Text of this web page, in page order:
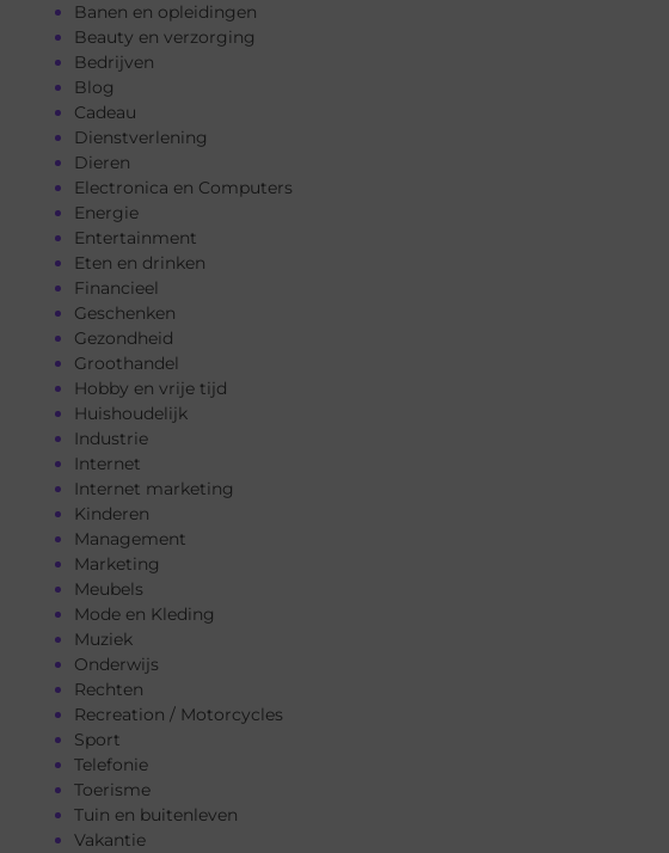
Banen en opleidingen
Beauty en verzorging
Bedrijven
Blog
Cadeau
Dienstverlening
Dieren
Electronica en Computers
Energie
Entertainment
Eten en drinken
Financieel
Geschenken
Gezondheid
Groothandel
Hobby en vrije tijd
Huishoudelijk
Industrie
Internet
Internet marketing
Kinderen
Management
Marketing
Meubels
Mode en Kleding
Muziek
Onderwijs
Rechten
Recreation / Motorcycles
Sport
Telefonie
Toerisme
Tuin en buitenleven
Vakantie